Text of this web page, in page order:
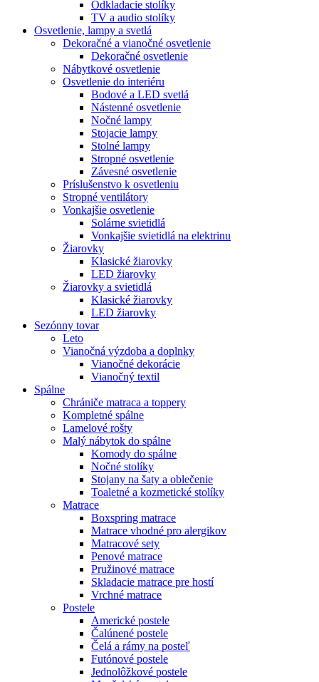
Odkladacie stolíky
TV a audio stolíky
Osvetlenie, lampy a svetlá
Dekoračné a vianočné osvetlenie
Dekoračné osvetlenie
Nábytkové osvetlenie
Osvetlenie do interiéru
Bodové a LED svetlá
Nástenné osvetlenie
Nočné lampy
Stojacie lampy
Stolné lampy
Stropné osvetlenie
Závesné osvetlenie
Príslušenstvo k osvetleniu
Stropné ventilátory
Vonkajšie osvetlenie
Solárne svietidlá
Vonkajšie svietidlá na elektrinu
Žiarovky
Klasické žiarovky
LED žiarovky
Žiarovky a svietidlá
Klasické žiarovky
LED žiarovky
Sezónny tovar
Leto
Vianočná výzdoba a doplnky
Vianočné dekorácie
Vianočný textil
Spálne
Chrániče matraca a toppery
Kompletné spálne
Lamelové rošty
Malý nábytok do spálne
Komody do spálne
Nočné stolíky
Stojany na šaty a oblečenie
Toaletné a kozmetické stolíky
Matrace
Boxspring matrace
Matrace vhodné pro alergikov
Matracové sety
Penové matrace
Pružinové matrace
Skladacie matrace pre hostí
Vrchné matrace
Postele
Americké postele
Čalúnené postele
Čelá a rámy na posteľ
Futónové postele
Jednolôžkové postele